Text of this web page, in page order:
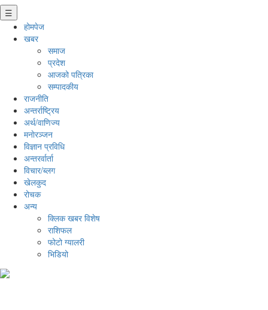
☰
होमपेज
खबर
समाज
प्रदेश
आजको पत्रिका
सम्पादकीय
राजनीति
अन्तर्राष्ट्रिय
अर्थ/वाणिज्य
मनाेरञ्जन
विज्ञान प्रविधि
अन्तरर्वार्ता
विचार/ब्लग
खेलकुद
रोचक
अन्य
क्लिक खबर विशेष
राशिफल
फोटो ग्यालरी
भिडियो